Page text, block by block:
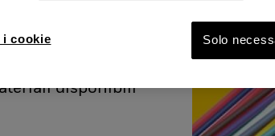
2026 con
e
disponibili
Solo
cookie